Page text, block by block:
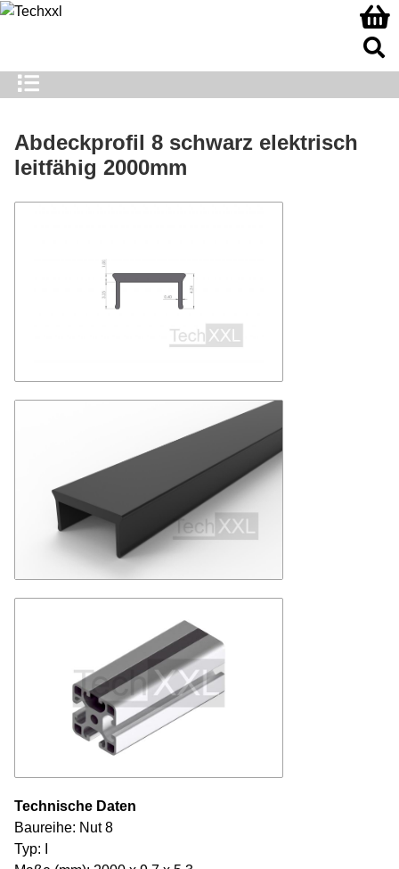
Abdeckprofil 8 schwarz elektrisch
leitfähig 2000mm
Technische Daten
Baureihe: Nut 8
Typ: I